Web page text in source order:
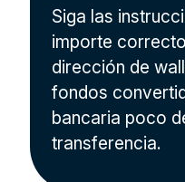
Siga las
importe
dirección de
fondos
bancaria poco
transferencia.